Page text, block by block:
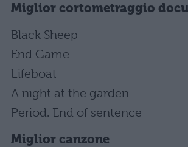
Miglior cortometraggio
Black Sheep
End Game
Lifeboat
A night at the garden
Period. End of sentence
Miglior canzone